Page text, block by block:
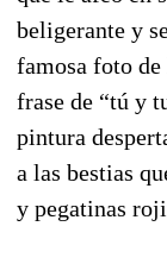
beligerante y
famosa foto de
frase de “tú y
pintura
a las bestias
y pegatinas